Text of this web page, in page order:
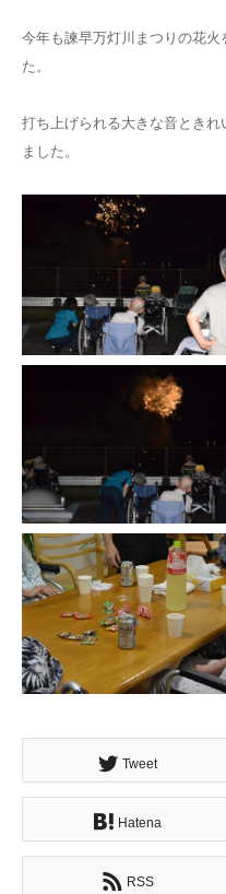
今年も諫早万灯川まつりの花
た。
打ち上げられる大きな音とき
ました。
Tweet
Hatena
RSS